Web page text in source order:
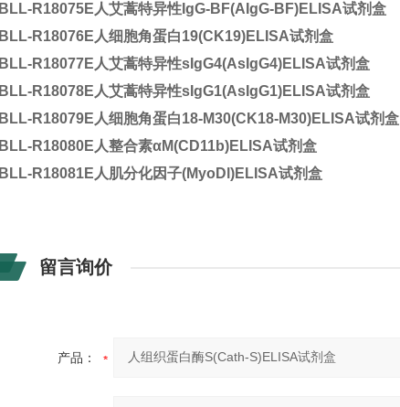
BLL-R18075E 人艾蒿特异性IgG-BF(AIgG-BF)ELISA试剂盒
BLL-R18076E 人细胞角蛋白19(CK19)ELISA试剂盒
BLL-R18077E 人艾蒿特异性sIgG4(AsIgG4)ELISA试剂盒
BLL-R18078E 人艾蒿特异性sIgG1(AsIgG1)ELISA试剂盒
BLL-R18079E 人细胞角蛋白18-M30(CK18-M30)ELISA试剂盒
BLL-R18080E 人整合素αM(CD11b)ELISA试剂盒
BLL-R18081E 人肌分化因子(MyoDl)ELISA试剂盒
留言询价
产品：